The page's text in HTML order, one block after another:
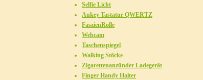
Selfie Licht
Aukey Tastatur QWERTZ
FaszienRolle
Webcam
Taschenspiegel
Walking Stöcke
Zigarettenanzünder Ladegerät
Finger Handy Halter